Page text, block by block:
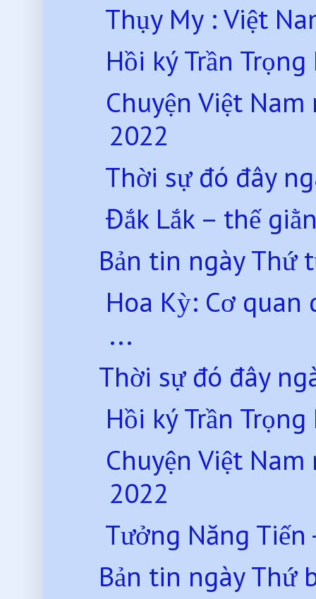
Thụy My : Việt
Hồi ký Trần
Chuyện Việt
2022
Thời sự đó đây
Đắk Lắk – thế
Bản tin ngày Thứ
Hoa Kỳ: Cơ quan
...
Thời sự đó đây
Hồi ký Trần
Chuyện Việt
2022
Tưởng Năng
Bản tin ngày Thứ